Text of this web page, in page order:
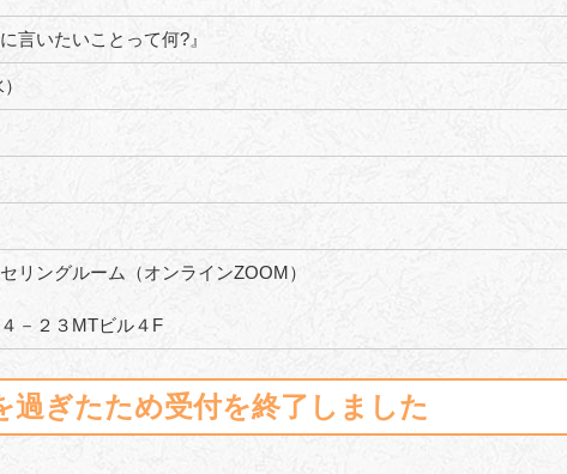
言いたいことって何?』
リングルーム（オンラインZOOM）
－２３MTビル４F
過ぎたため受付を終了しました